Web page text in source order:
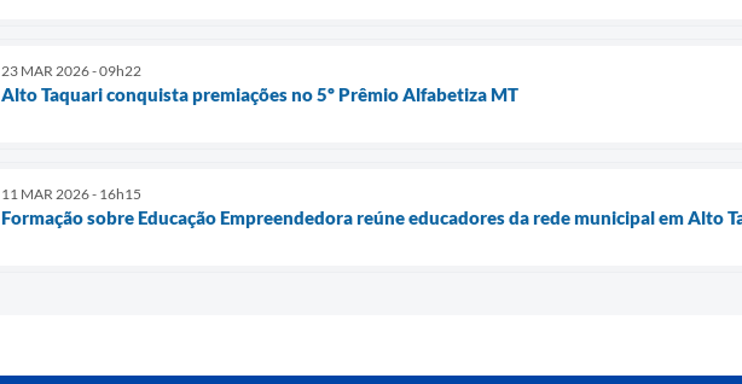
23 MAR 2026 - 09h22
Alto Taquari conquista premiações no 5º Prêmio Alfabetiza MT
11 MAR 2026 - 16h15
Formação sobre Educação Empreendedora reúne educadores da rede municipal em Alto